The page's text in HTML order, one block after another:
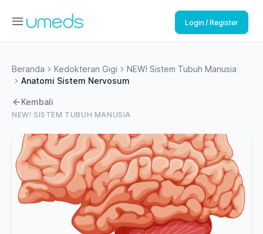
Login / Register
Beranda Kedokteran Gigi
NEW! Sistem Tubuh Manusia
Anatomi Sistem Nervosum
NEW! SISTEM TUBUH MANUSIA
Kembali